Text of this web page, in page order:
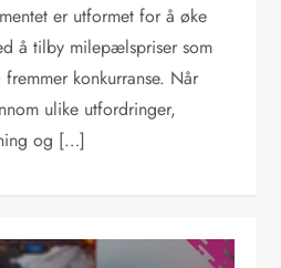
er utformet for å øke
å tilby milepælspriser som
konkurranse. Når
ulike utfordringer,
og […]